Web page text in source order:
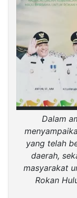
Dalam
yang telah
daerah,
masyarakat
Rokan